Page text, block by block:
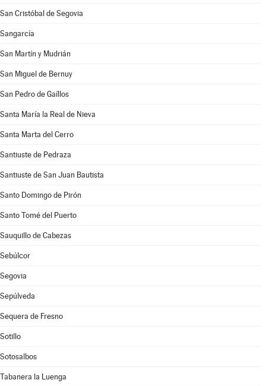
San Cristóbal de Segovia
Sangarcía
San Martín y Mudrián
San Miguel de Bernuy
San Pedro de Gaíllos
Santa María la Real de Nieva
Santa Marta del Cerro
Santiuste de Pedraza
Santiuste de San Juan Bautista
Santo Domingo de Pirón
Santo Tomé del Puerto
Sauquillo de Cabezas
Sebúlcor
Segovia
Sepúlveda
Sequera de Fresno
Sotillo
Sotosalbos
Tabanera la Luenga